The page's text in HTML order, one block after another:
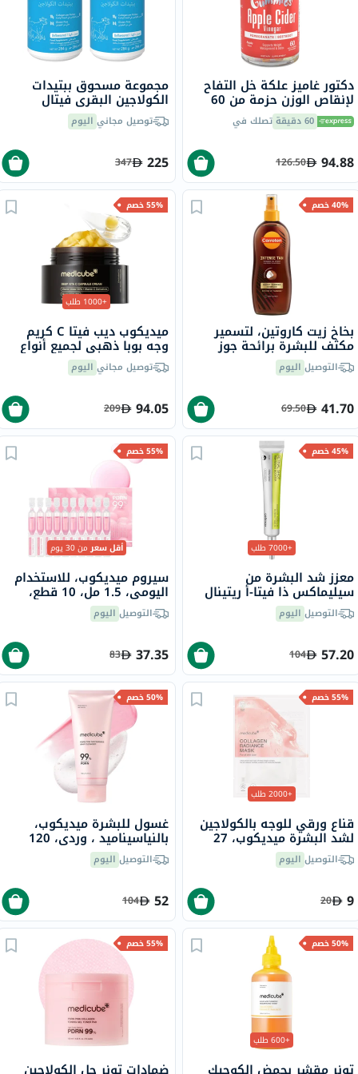
دكتور غاميز علكة خل التفاح
لإنقاص الوزن حزمة من 60
60 دقيقة تصلك في
94.88
126.50
مجموعة مسحوق ببتيدات
الكولاجين البقري فيتال
بروتينز - 2 × 284 جرام
توصيل مجاني اليوم
225
347
40% خصم
بخاخ زيت كاروتين، لتسمير
مكثف للبشرة برائحة جوز
الهند، 200 مل
التوصيل اليوم
41.70
69.50
55% خصم
+1000 طلب
ميديكوب ديب فيتا C كريم
وجه بوبا ذهبي لجميع أنواع
البشرة 55 جرام
توصيل مجاني اليوم
94.05
209
45% خصم
+7000 طلب
معزز شد البشرة من
سيليماكس ذا فيتا-أ ريتينال
شوت، 15 مل
التوصيل اليوم
57.20
104
55% خصم
أقل سعرمن 30 يوم
سيروم ميديكوب، للاستخدام
اليومي، 1.5 مل، 10 قطع،
ورديالتوصيل اليوم
37.35
83
55% خصم
+2000 طلب
قناع ورقي للوجه بالكولاجين
لشد البشرة ميديكوب، 27
جرامالتوصيل اليوم
9
20
50% خصم
غسول للبشرة ميديكوب،
بالنياسيناميد ، وردي، 120
جرامالتوصيل اليوم
52
104
50% خصم
+600 طلب
55% خصم